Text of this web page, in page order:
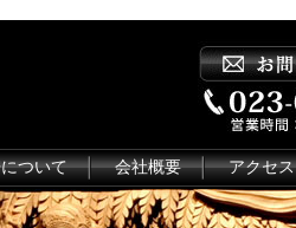
ついて 会社概要 アクセス